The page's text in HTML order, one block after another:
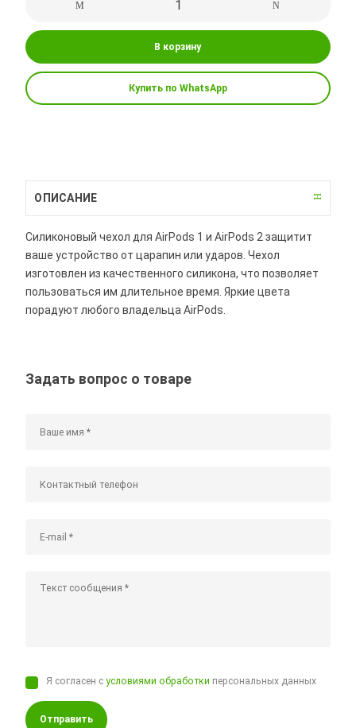
В корзину
Купить по WhatsApp
ОПИСАНИЕ
Силиконовый чехол для AirPods 1 и AirPods 2 защитит
ваше устройство от царапин или ударов. Чехол
изготовлен из качественного силикона, что позволяет
пользоваться им длительное время. Яркие цвета
порадуют любого владельца AirPods.
Задать вопрос о товаре
Я согласен сусловиями обработки персональных данных
Отправить